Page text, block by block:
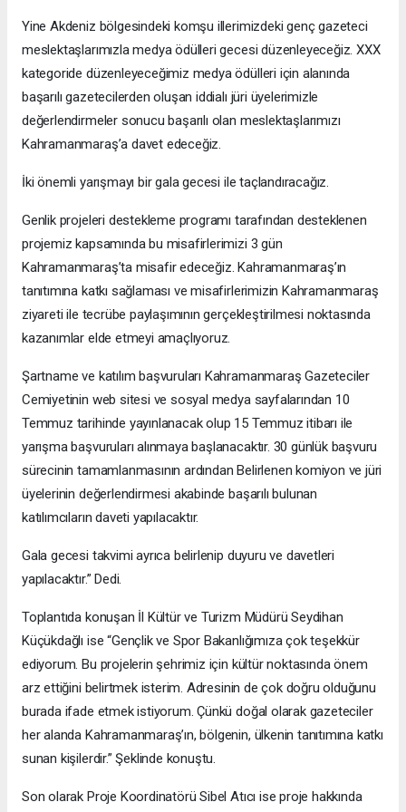
Yine Akdeniz bölgesindeki komşu illerimizdeki genç gazeteci
meslektaşlarımızla medya ödülleri gecesi düzenleyeceğiz. XXX
kategoride düzenleyeceğimiz medya ödülleri için alanında
başarılı gazetecilerden oluşan iddialı jüri üyelerimizle
değerlendirmeler sonucu başarılı olan meslektaşlarımızı
Kahramanmaraş’a davet edeceğiz.
İki önemli yarışmayı bir gala gecesi ile taçlandıracağız.
Genlik projeleri destekleme programı tarafından desteklenen
projemiz kapsamında bu misafirlerimizi 3 gün
Kahramanmaraş’ta misafir edeceğiz. Kahramanmaraş’ın
tanıtımına katkı sağlaması ve misafirlerimizin Kahramanmaraş
ziyareti ile tecrübe paylaşımının gerçekleştirilmesi noktasında
kazanımlar elde etmeyi amaçlıyoruz.
Şartname ve katılım başvuruları Kahramanmaraş Gazeteciler
Cemiyetinin web sitesi ve sosyal medya sayfalarından 10
Temmuz tarihinde yayınlanacak olup 15 Temmuz itibarı ile
yarışma başvuruları alınmaya başlanacaktır. 30 günlük başvuru
sürecinin tamamlanmasının ardından Belirlenen komiyon ve jüri
üyelerinin değerlendirmesi akabinde başarılı bulunan
katılımcıların daveti yapılacaktır.
Gala gecesi takvimi ayrıca belirlenip duyuru ve davetleri
yapılacaktır.” Dedi.
Toplantıda konuşan İl Kültür ve Turizm Müdürü Seydihan
Küçükdağlı ise “Gençlik ve Spor Bakanlığımıza çok teşekkür
ediyorum. Bu projelerin şehrimiz için kültür noktasında önem
arz ettiğini belirtmek isterim. Adresinin de çok doğru olduğunu
burada ifade etmek istiyorum. Çünkü doğal olarak gazeteciler
her alanda Kahramanmaraş’ın, bölgenin, ülkenin tanıtımına katkı
sunan kişilerdir.” Şeklinde konuştu.
Son olarak Proje Koordinatörü Sibel Atıcı ise proje hakkında